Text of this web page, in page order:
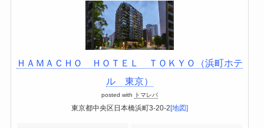
ＨＡＭＡＣＨＯ ＨＯＴＥＬ ＴＯＫＹＯ（浜町ホテ
ル 東京）
posted with トマレバ
東京都中央区日本橋浜町3-20-2 [地図]